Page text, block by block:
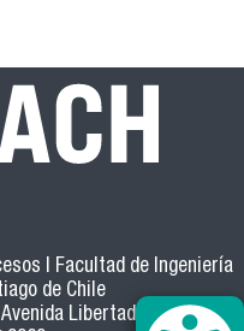
| Facultad de Ingeniería
de Chile
Libertador Bernardo